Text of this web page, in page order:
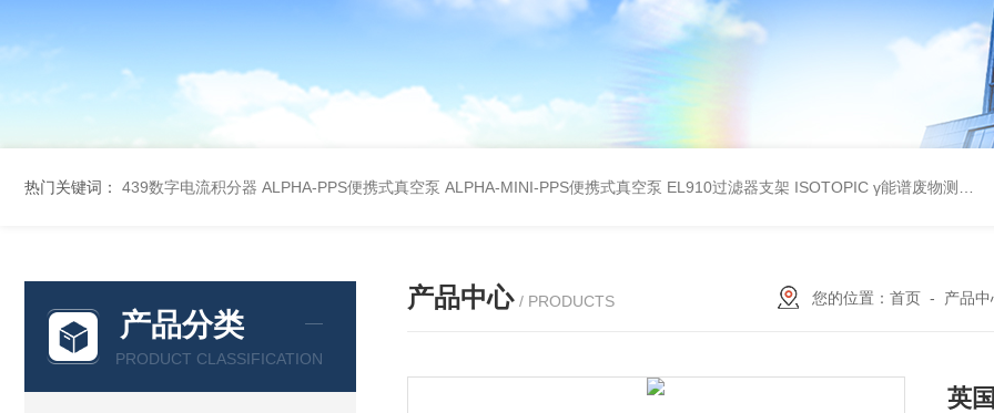
热门关键词： 439数字电流积分器 ALPHA-PPS便携式真空泵 ALPHA-MINI-PPS便携式真空泵 EL910过滤器支架 ISOTOPIC γ能谱废物测定
产品分类
PRODUCT CLASSIFICATION
产品中心 / PRODUCTS 您的位置： 首页- 产品中
英